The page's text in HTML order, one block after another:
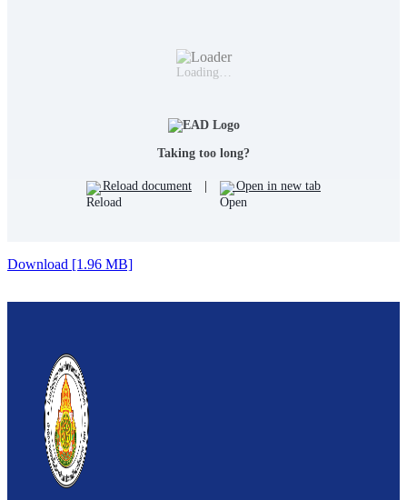
Loading…
Taking too long?
Reload document | Open in new tab
Download [1.96 MB]